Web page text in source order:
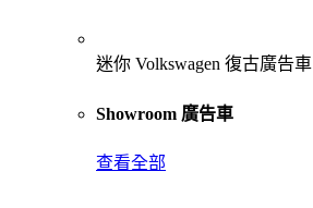
迷你 Volkswagen 復古廣告車
Showroom 廣告車
查看全部